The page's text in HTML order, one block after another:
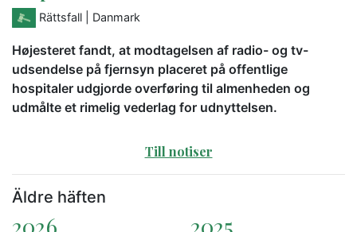
Rättsfall | Danmark
Højesteret fandt, at modtagelsen af radio- og tv-
udsendelse på fjernsyn placeret på offentlige
hospitaler udgjorde overføring til almenheden og
udmålte et rimelig vederlag for udnyttelsen.
Till notiser
Äldre häften